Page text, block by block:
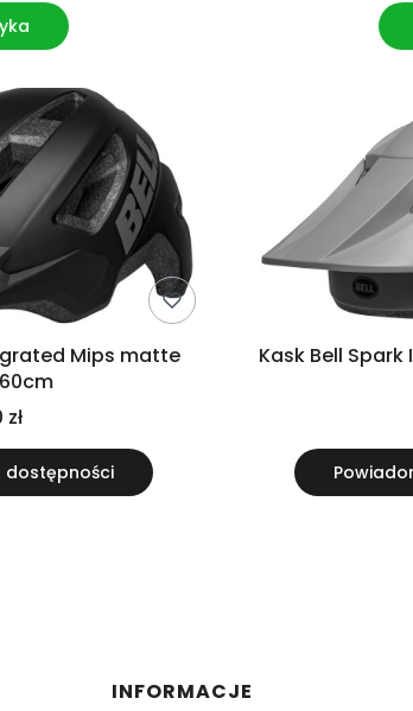
Mips matte
dostępności
Kask Bell
Linki w stopce
INFORMACJE